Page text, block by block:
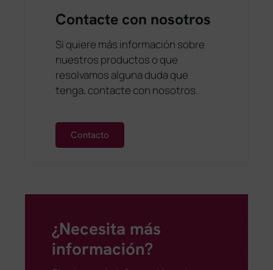
Contacte con nosotros
Si quiere más información sobre
nuestros productos o que
resolvamos alguna duda que
tenga, contacte con nosotros.
Contacto
¿Necesita más
información?